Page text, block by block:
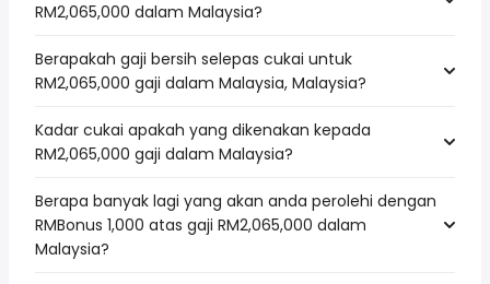
RM2,065,000 dalam Malaysia?
Berapakah gaji bersih selepas cukai untuk
RM2,065,000 gaji dalam Malaysia, Malaysia?
Kadar cukai apakah yang dikenakan kepada
RM2,065,000 gaji dalam Malaysia?
Berapa banyak lagi yang akan anda perolehi dengan
RMBonus 1,000 atas gaji RM2,065,000 dalam
Malaysia?